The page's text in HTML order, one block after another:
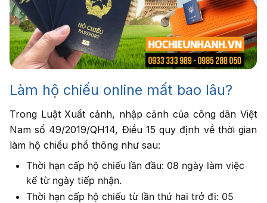
Làm hộ chiếu online mất bao lâu?
Trong Luật Xuất cảnh, nhập cảnh của công dân Việt
Nam số 49/2019/QH14, Điều 15 quy định về thời gian
làm hộ chiếu phổ thông như sau:
Thời hạn cấp hộ chiếu lần đầu: 08 ngày làm việc
kể từ ngày tiếp nhận.
Thời hạn cấp hộ chiếu từ lần thứ hai trở đi: 05
Tư vấn
cho tôi